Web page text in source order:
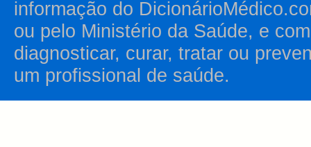
informação do
ou pelo Ministério da Saúde, e
diagnosticar, curar, tratar ou
um profissional de saúde.